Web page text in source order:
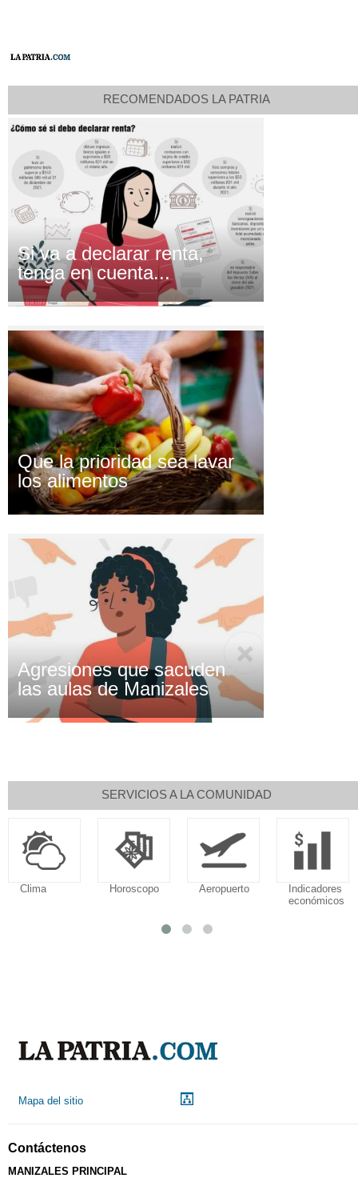
RECOMENDADOS LA PATRIA
Si va a declarar renta,
tenga en cuenta...
Que la prioridad sea lavar
los alimentos
Agresiones que sacuden
las aulas de Manizales
SERVICIOS A LA COMUNIDAD
Clima Horoscopo Aeropuerto
Indicadores
económicos
Mapa del sitio
Contáctenos
MANIZALES PRINCIPAL